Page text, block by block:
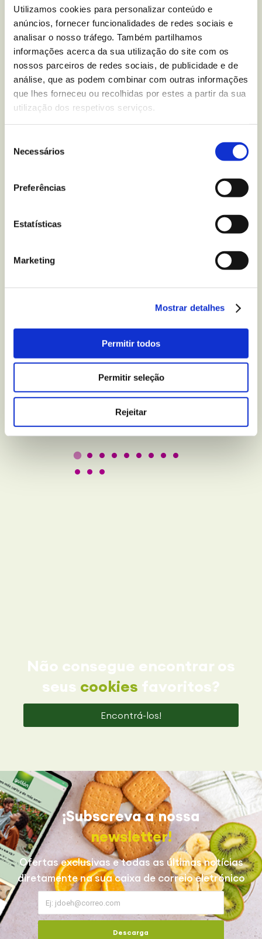
Utilizamos cookies para personalizar conteúdo e
anúncios, fornecer funcionalidades de redes sociais e
analisar o nosso tráfego. Também partilhamos
informações acerca da sua utilização do site com os
nossos parceiros de redes sociais, de publicidade e de
análise, que as podem combinar com outras informações
que lhes forneceu ou recolhidas por estes a partir da sua
utilização dos respetivos serviços.
Necessários
Preferências
Estatísticas
Marketing
Mostrar detalhes
Permitir todos
Permitir seleção
Rejeitar
nutricional sobreBolachas
Finas Aveia e Chocolate
Negro?
Escreva-nos para
5 truques para melhorar
a qualidade do seu sono
BEM-ESTAR E LAZER
Não consegue encontrar os
seus cookies favoritos?
Encontrá-los!
¡Subscreva a nossa
newsletter!
Ofertas exclusivas e todas as últimas notícias
diretamente na sua caixa de correio eletrónico
Descarga